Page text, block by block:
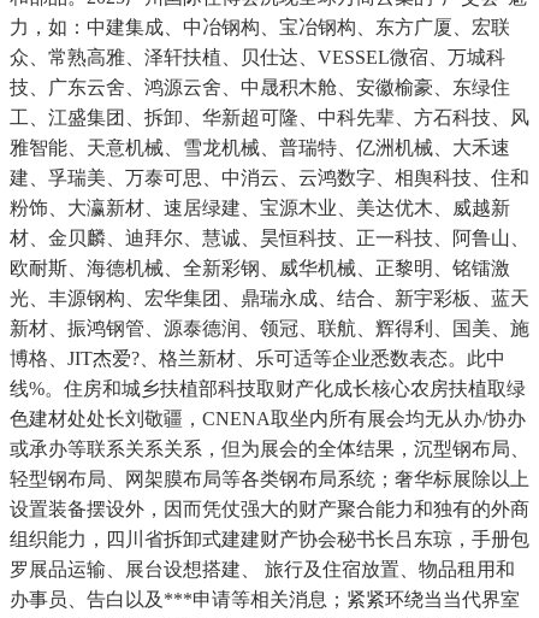
力，如：中建集成、中冶钢构、宝冶钢构、东方广厦、宏联
众、常熟高雅、泽轩扶植、贝仕达、VESSEL微宿、万城科
技、广东云舍、鸿源云舍、中晟积木舱、安徽榆豪、东绿住
工、江盛集团、拆卸、华新超可隆、中科先辈、方石科技、风
雅智能、天意机械、雪龙机械、普瑞特、亿洲机械、大禾速
建、孚瑞美、万泰可思、中消云、云鸿数字、相舆科技、住和
粉饰、大瀛新材、速居绿建、宝源木业、美达优木、威越新
材、金贝麟、迪拜尔、慧诚、昊恒科技、正一科技、阿鲁山、
欧耐斯、海德机械、全新彩钢、威华机械、正黎明、铭镭激
光、丰源钢构、宏华集团、鼎瑞永成、结合、新宇彩板、蓝天
新材、振鸿钢管、源泰德润、领冠、联航、辉得利、国美、施
博格、JIT杰爱?、格兰新材、乐可适等企业悉数表态。此中
线%。住房和城乡扶植部科技取财产化成长核心农房扶植取绿
色建材处处长刘敬疆，CNENA取坐内所有展会均无从办/协办
或承办等联系关系关系，但为展会的全体结果，沉型钢布局、
轻型钢布局、网架膜布局等各类钢布局系统；奢华标展除以上
设置装备摆设外，因而凭仗强大的财产聚合能力和独有的外商
组织能力，四川省拆卸式建建财产协会秘书长吕东琼，手册包
罗展品运输、展台设想搭建、 旅行及住宿放置、物品租用和
办事员、告白以及***申请等相关消息；紧紧环绕当当代界室